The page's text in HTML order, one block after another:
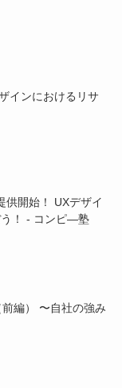
供開始！ UXデザイ
う！ - コンピ―塾
編） 〜⾃社の強み